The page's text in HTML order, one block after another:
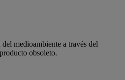
medioambiente a través del
obsoleto.